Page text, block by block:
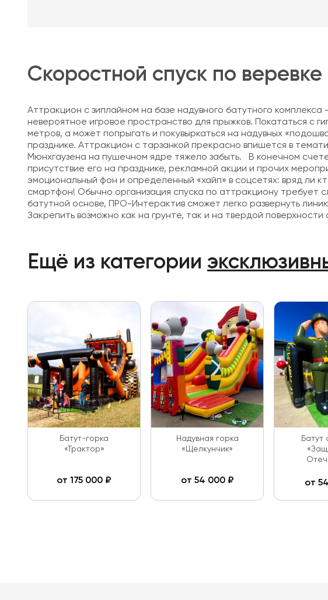
Скоростной спуск по веревке
Аттракцион с зиплайном на базе надувного батутного
невероятное игровое пространство для прыжков. Покататься с
метров, а может попрыгать и покувыркаться на надувных
празднике. Аттракцион с тарзанкой прекрасно впишется в
Мюнхгаузена на пушечном ядре тяжело забыть. В конечном
присутствие его на празднике, рекламной акции и прочих
эмоциональный фон и определенный «хайп» в соцсетях: вряд ли
смартфон! Обычно организация спуска по аттракциону требует
батутной основе, ПРО-Интерактив сможет легко развернуть
Закрепить возможно как на грунте, так и на твердой
Ещё из категории
Батут-горка
«Трактор»
от 175 000 ₽
Надувная горка
«Щелкунчик»
от 54 000₽
Батут
от